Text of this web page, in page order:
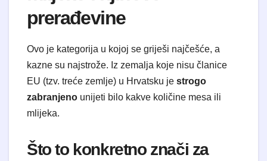
prerađevine
Ovo je kategorija u kojoj se griješi najčešće, a
kazne su najstrože. Iz zemalja koje nisu članice
EU (tzv. treće zemlje) u Hrvatsku je strogo
zabranjeno unijeti bilo kakve količine mesa ili
mlijeka.
Što to konkretno znači za